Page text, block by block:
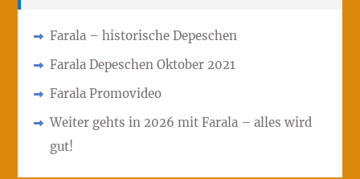
Farala – historische Depeschen
Farala Depeschen Oktober 2021
Farala Promovideo
Weiter gehts in 2026 mit Farala – alles wird
gut!